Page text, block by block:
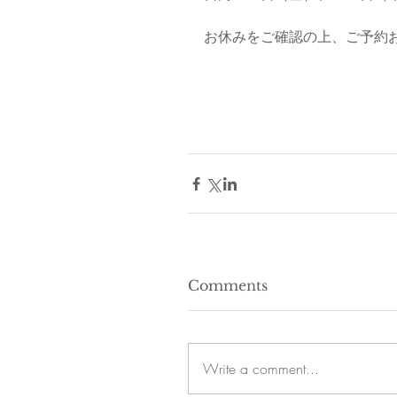
お休みをご確認の上、ご予約
Comments
Write a comment...